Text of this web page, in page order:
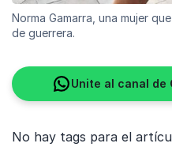
Norma Gamarra, una mujer
de guerrera.
Unite al canal de
No hay tags para el